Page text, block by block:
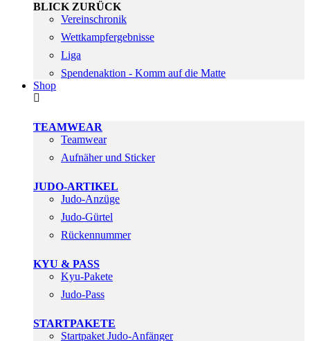
BLICK ZURÜCK
Vereinschronik
Wettkampfergebnisse
Liga
Spendenaktion - Komm auf die Matte
Shop
TEAMWEAR
Teamwear
Aufnäher und Sticker
JUDO-ARTIKEL
Judo-Anzüge
Judo-Gürtel
Rückennummer
KYU & PASS
Kyu-Pakete
Judo-Pass
STARTPAKETE
Startpaket Judo-Anfänger